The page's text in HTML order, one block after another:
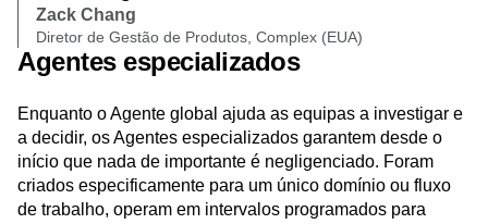
que nos dá. Parece entender de facto o
nosso negócio."
Zack Chang
Agentes especializados
Enquanto o Agente global ajuda as equipas a investigar e
a decidir, os Agentes especializados garantem desde o
início que nada de importante é negligenciado. Foram